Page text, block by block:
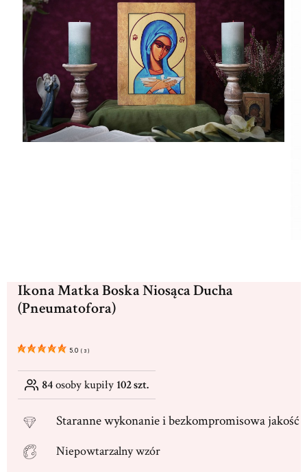
Ikona Matka Boska Niosąca Ducha
(Pneumatofora)
5.0 ( 3 )
84osoby kupiły 102 szt.
Starannewykonanie i bezkompromisowa jakość
Niepowtarzalny wzór